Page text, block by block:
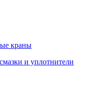
краны
и уплотнители